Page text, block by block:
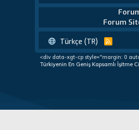
Forum
Türkçe (TR)
R
S
S
<div data-xgt-cp style="margin: 0
Türkiyenin En Geniş Kapsamlı İşitme